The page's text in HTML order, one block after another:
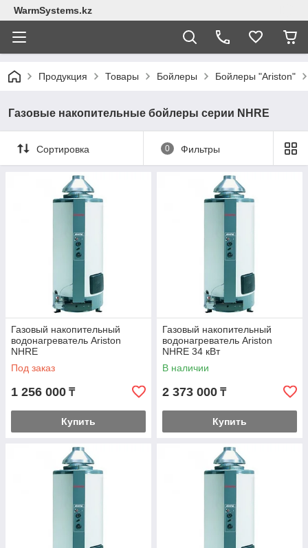
WarmSystems.kz
Продукция Товары Бойлеры Бойлеры "Ariston"
Газовые накопительные бойлеры серии NHRE
Сортировка 0 Фильтры
Газовый накопительный
водонагреватель Ariston
NHRE
Под заказ
1 256 000 ₸
Купить
Газовый накопительный
водонагреватель Ariston
NHRE 34 кВт
В наличии
2 373 000 ₸
Купить